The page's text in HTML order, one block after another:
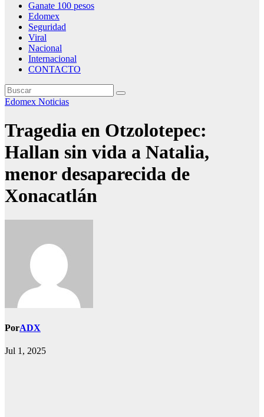
Ganate 100 pesos
Edomex
Seguridad
Viral
Nacional
Internacional
CONTACTO
Edomex Noticias
Tragedia en Otzolotepec:
Hallan sin vida a Natalia,
menor desaparecida de
Xonacatlán
PorADX
Jul 1, 2025